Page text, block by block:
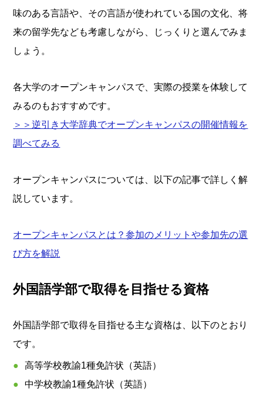
味のある言語や、その言語が使われている国の文化、将
来の留学先なども考慮しながら、じっくりと選んでみま
しょう。
各大学のオープンキャンパスで、実際の授業を体験して
みるのもおすすめです。
＞＞逆引き大学辞典でオープンキャンパスの開催情報を
調べてみる
オープンキャンパスについては、以下の記事で詳しく解
説しています。
オープンキャンパスとは？参加のメリットや参加先の選
び方を解説
外国語学部で取得を目指せる資格
外国語学部で取得を目指せる主な資格は、以下のとおり
です。
高等学校教諭1種免許状（英語）
中学校教諭1種免許状（英語）